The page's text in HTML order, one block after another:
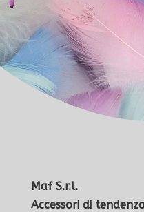
Maf S.r.l.
Accessori di